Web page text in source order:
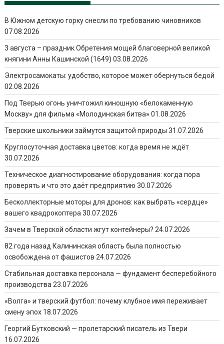
В Южном детскую горку снесли по требованию чиновников
07.08.2026
3 августа – праздник Обретения мощей благоверной великой
княгини Анны Кашинской (1649) 03.08.2026
Электросамокаты: удобство, которое может обернуться бедой
02.08.2026
Под Тверью огонь уничтожил киношную «белокаменную
Москву» для фильма «Молодинская битва» 01.08.2026
Тверские школьники займутся защитой природы 31.07.2026
Круглосуточная доставка цветов: когда время не ждёт
30.07.2026
Техническое диагностирование оборудования: когда пора
проверять и что это даёт предприятию 30.07.2026
Бесколлекторные моторы для дронов: как выбрать «сердце»
вашего квадрокоптера 30.07.2026
Зачем в Тверской области жгут контейнеры? 24.07.2026
82 года назад Калининская область была полностью
освобождена от фашистов 24.07.2026
Стабильная доставка персонала — фундамент бесперебойного
производства 23.07.2026
«Волга» и тверский футбол: почему клубное имя переживает
смену эпох 18.07.2026
Георгий Бутковский — пролетарский писатель из Твери
16.07.2026